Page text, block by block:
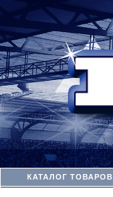
КАТАЛОГ ТОВАРОВ